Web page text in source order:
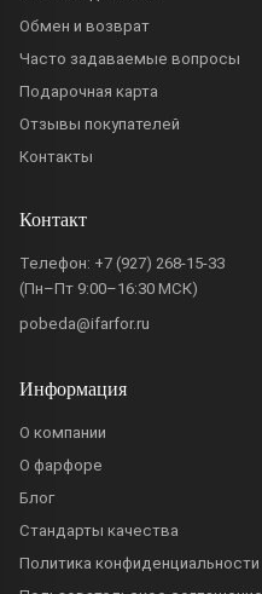
Обмен и возврат
Часто задаваемые вопросы
Подарочная карта
Отзывы покупателей
Контакты
Контакт
Телефон: +7 (927) 268-15-33
(Пн–Пт 9:00–16:30 МСК)
pobeda@ifarfor.ru
Информация
О компании
О фарфоре
Блог
Стандарты качества
Политика конфиденциальности